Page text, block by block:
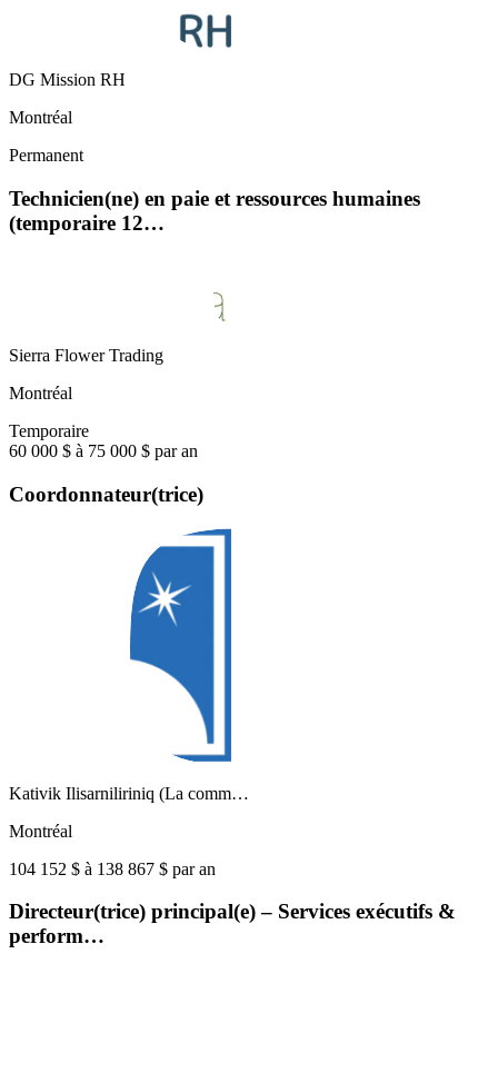
DG Mission RH
Montréal
Permanent
Technicien(ne) en paie et ressources humaines
(temporaire 12…
Sierra Flower Trading
Montréal
Temporaire
60 000 $ à 75 000 $ par an
Coordonnateur(trice)
Kativik Ilisarniliriniq (La comm…
Montréal
104 152 $ à 138 867 $ par an
Directeur(trice) principal(e) – Services exécutifs &
perform…